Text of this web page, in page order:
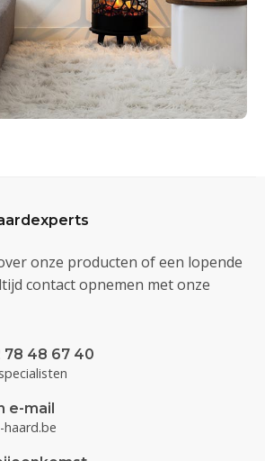
onze producten of een lopende
contact opnemen met onze
78 48 67 40
e-mail